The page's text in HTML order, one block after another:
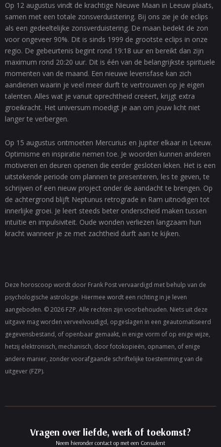
Op 12 augustus vindt de krachtige Nieuwe Maan in Leeuw plaats,
samen met een totale zonsverduistering. Bij ons zie je de eclips
als een gedeeltelijke zonsverduistering. De maan bedekt de zon
voor ongeveer 90%. Dit is sinds 1999 de grootste eclips in onze
regio. De gebeurtenis begint rond 19:18 uur en bereikt dan zijn
maximum rond 20:20 uur. Dit is één van de belangrijkste spirituele
momenten van de maand. Een nieuwe levensfase kan zich
aandienen waarin je veel meer durft te vertrouwen op je eigen
talenten. Alles wat je vanuit oprechtheid creëert, krijgt extra
groeikracht. Het universum moedigt je aan om jouw licht niet
langer te verbergen.
Op 15 augustus ontmoeten Mercurius en Jupiter elkaar in Leeuw.
Optimisme en inspiratie nemen toe. Je woorden kunnen anderen
motiveren en deuren openen die eerder gesloten leken. Het is een
uitstekende periode om plannen te presenteren, les te geven, te
schrijven of een nieuw project onder de aandacht te brengen. Op
de achtergrond blijft Neptunus retrograde in Ram uitnodigen tot
innerlijke groei. Je leert steeds beter onderscheid maken tussen
intuïtie en impulsiviteit. Oude wonden verliezen langzaam hun
kracht wanneer je ze met zachtheid durft aan te kijken.
Deze horoscoop wordt door Frank Post vervaardigd met behulp van de
psychologische astrologie. Hiermee wordt een richting in je leven
aangeboden. © 2026 FZP. Alle rechten zijn voorbehouden. Niets uit deze
uitgave mag worden verveelvoudigd, opgeslagen in een geautomatiseerd
gegevensbestand, of openbaar gemaakt, in enige vorm of op enige wijze,
hetzij elektronisch, mechanisch, door fotokopieën, opnamen, of enige
andere manier, zonder voorafgaande schriftelijke toestemming van de
uitgever (FZP).
Vragen over liefde, werk of toekomst?
Neem hieronder contact op met een Consulent